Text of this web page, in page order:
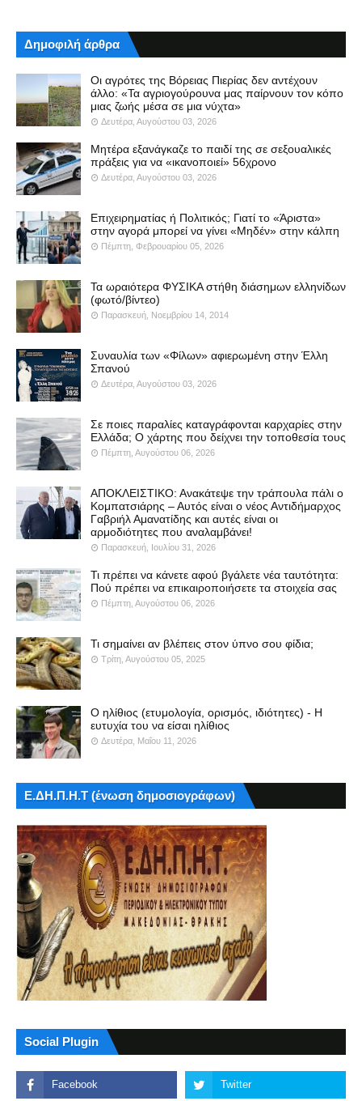
Δημοφιλή άρθρα
Οι αγρότες της Βόρειας Πιερίας δεν αντέχουν
άλλο: «Τα αγριογούρουνα μας παίρνουν τον κόπο
μιας ζωής μέσα σε μια νύχτα»
Δευτέρα, Αυγούστου 03, 2026
Μητέρα εξανάγκαζε το παιδί της σε σεξουαλικές
πράξεις για να «ικανοποιεί» 56χρονο
Δευτέρα, Αυγούστου 03, 2026
Επιχειρηματίας ή Πολιτικός; Γιατί το «Άριστα»
στην αγορά μπορεί να γίνει «Μηδέν» στην κάλπη
Πέμπτη, Φεβρουαρίου 05, 2026
Τα ωραιότερα ΦΥΣΙΚΑ στήθη διάσημων ελληνίδων
(φωτό/βίντεο)
Παρασκευή, Νοεμβρίου 14, 2014
Συναυλία των «Φίλων» αφιερωμένη στην Έλλη
Σπανού
Δευτέρα, Αυγούστου 03, 2026
Σε ποιες παραλίες καταγράφονται καρχαρίες στην
Ελλάδα; Ο χάρτης που δείχνει την τοποθεσία τους
Πέμπτη, Αυγούστου 06, 2026
ΑΠΟΚΛΕΙΣΤΙΚΟ: Ανακάτεψε την τράπουλα πάλι ο
Κομπατσιάρης – Αυτός είναι ο νέος Αντιδήμαρχος
Γαβριήλ Αμανατίδης και αυτές είναι οι
αρμοδιότητες που αναλαμβάνει!
Παρασκευή, Ιουλίου 31, 2026
Τι πρέπει να κάνετε αφού βγάλετε νέα ταυτότητα:
Πού πρέπει να επικαιροποιήσετε τα στοιχεία σας
Πέμπτη, Αυγούστου 06, 2026
Τι σημαίνει αν βλέπεις στον ύπνο σου φίδια;
Τρίτη, Αυγούστου 05, 2025
Ο ηλίθιος (ετυμολογία, ορισμός, ιδιότητες) - Η
ευτυχία του να είσαι ηλίθιος
Δευτέρα, Μαΐου 11, 2026
Ε.ΔΗ.Π.Η.Τ (ένωση δημοσιογράφων)
Social Plugin